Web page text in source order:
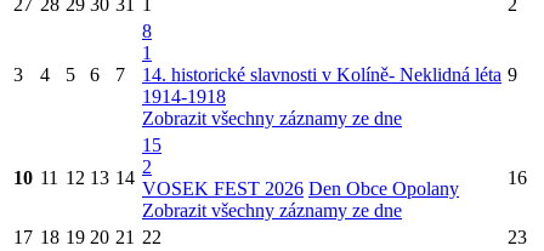
3 4 5 6 7
8
1
14. historické slavnosti v Kolíně- Neklidná léta
1914-1918
Zobrazit všechny záznamy ze dne
9
10 11 12 13 14
15
2
VOSEK FEST 2026 Den Obce Opolany
Zobrazit všechny záznamy ze dne
16
17 18 19 20 21 22
23